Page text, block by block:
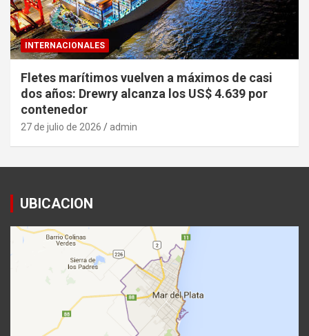
INTERNACIONALES
Fletes marítimos vuelven a máximos de casi
dos años: Drewry alcanza los US$ 4.639 por
contenedor
27 de julio de 2026 admin
UBICACION